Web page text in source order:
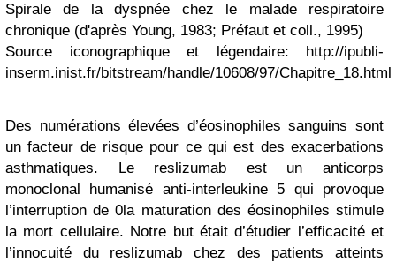
Spirale de la dyspnée chez le malade respiratoire
chronique (d'après Young, 1983; Préfaut et coll., 1995)
Source iconographique et légendaire: http://ipubli-
inserm.inist.fr/bitstream/handle/10608/97/Chapitre_18.html
Des numérations élevées d’éosinophiles sanguins sont
un facteur de risque pour ce qui est des exacerbations
asthmatiques. Le reslizumab est un anticorps
monoclonal humanisé anti-interleukine 5 qui provoque
l’interruption de 0la maturation des éosinophiles stimule
la mort cellulaire. Notre but était d’étudier l’efficacité et
l’innocuité du reslizumab chez des patients atteints